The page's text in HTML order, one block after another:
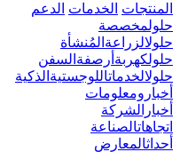
المنتجات الخدمات الدعم
حلولمخصصة
حلولالزراعةالمُنشأة
حلولكهربةأرصفةالسفن
حلولالخدماتاللوجستيةالذكية
أخبارومعلومات
أخبارالشركة
اتجاهاتالصناعة
أحداثالمعارض